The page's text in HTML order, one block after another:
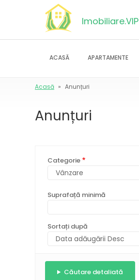
Imobiliare.VIP
Main
navigation
ACASĂ APARTAMENTE
Acasă Anunțuri
Anunțuri
Categorie
Suprafață minimă
Căutare detaliată
Sortați după